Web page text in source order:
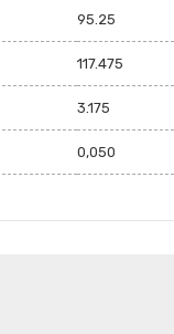
95.25
117.475
3.175
0,050